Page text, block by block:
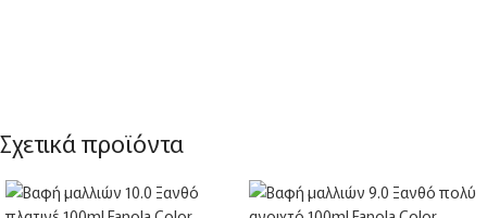
Σχετικά προϊόντα